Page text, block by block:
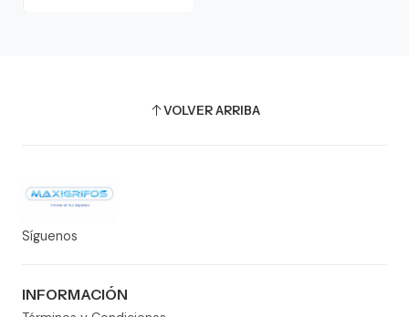
VOLVER ARRIBA
Síguenos
INFORMACIÓN